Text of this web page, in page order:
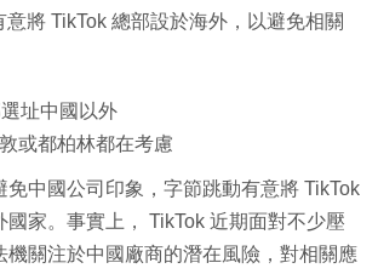
意將 TikTok 總部設於海外，以避免相關
址中國以外
或都柏林都在考慮
免中國公司印象，字節跳動有意將 TikTok
國家。事實上， TikTok 近期面對不少壓
機關注於中國廠商的潛在風險，對相關應